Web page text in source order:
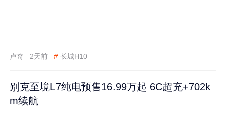
卢奇 2天前 # 长城H10
别克至境L7纯电预售16.99万起 6C超充+702k
m续航